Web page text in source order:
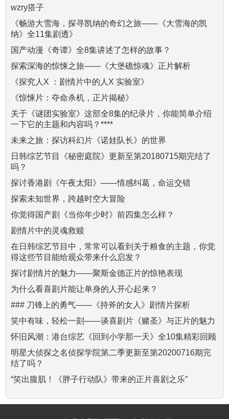
wzry搭子
《畅游大雪海，探寻凯纳的奇幻之旅——《大雪海的凯
纳》全11集剧透》
国产动漫《奇谭》全8集讲述了怎样的故事？
探索深海的惊悚之旅——《大堡礁惊魂》正片解析
《探究人X ：剧情片中的人X 实验室》
《惊悚片：夺命杀机，正片揭秘》
关于《谜团实验室》这部全8集的纪录片，你能简单介绍
一下它的主题和内容吗？****
未来之旅：探访科幻片《诺娃队长》的世界
日韩综艺节目《秘密庭院》更新至第20180715期完结了
吗？
探讨香港剧《午夜太阳》——情感纠葛，命运交错
探索未知世界，跨越时空大冒险
你觉得国产剧《当你年少时》前四集怎么样？
剧情片中的灵魂救赎
在日韩综艺节目中，常常可以看到关于粮食的主题，你觉
得这些节目能给观众带来什么启发？
探讨剧情片的魅力——聚斯金德正片的惊艳表现
为什么看喜剧片能让单身的人开心起来？
### 刀锋上的勇气——《持斧的女人》剧情片探析
笑中有味，轻松一刻——谈喜剧片《赌圣》与正片的魅力
怀旧风潮：港台综艺《回到小学那一天》全10集精彩回顾
明星大侦探之名侦探学院第二季更新至第20200716期完
结了吗？
“笑出腹肌！《胖子行动队》带来的正片喜剧之乐”